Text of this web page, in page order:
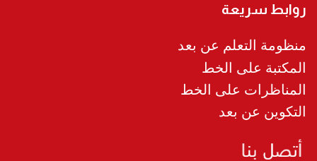
روابط سريعة
منظومة التعلم عن بعد
المكتبة على الخط
المناظرات على الخط
التكوين عن بعد